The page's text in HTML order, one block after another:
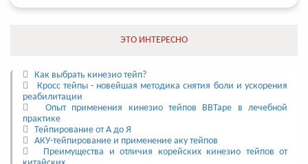
ЭТО ИНТЕРЕСНО
Как выбрать кинезио тейп?
Кросс тейпы - новейшая методика снятия боли и ускорения
реабилитации
Опыт применения кинезио тейпов BBTape в лечебной
практике
Тейпирование от А до Я
АКУ-тейпирование и применение аку тейпов
Преимущества и отличия корейских кинезио тейпов от